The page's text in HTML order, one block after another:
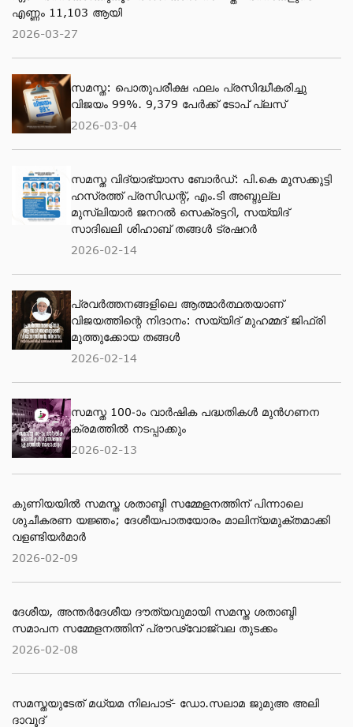
എണ്ണം 11,103 ആയി
2026-03-27
സമസ്ത: പൊതുപരീക്ഷ ഫലം പ്രസിദ്ധീകരിച്ചു
വിജയം 99%. 9,379 പേര്‍ക്ക് ടോപ് പ്ലസ്
2026-03-04
സമസ്ത വിദ്യാഭ്യാസ ബോർഡ്: പി.കെ മൂസക്കുട്ടി
ഹസ്രത്ത് പ്രസിഡന്റ്, എം.ടി അബ്ദുല്ല
മുസ്ലിയാർ ജനറൽ സെക്രട്ടറി, സയ്യിദ്
സാദിഖലി ശിഹാബ് തങ്ങൾ ട്രഷറർ
2026-02-14
പ്രവര്‍ത്തനങ്ങളിലെ ആത്മാര്‍ത്ഥതയാണ്
വിജയത്തിന്റെ നിദാനം: സയ്യിദ് മുഹമ്മദ് ജിഫ്രി
മുത്തുക്കോയ തങ്ങള്‍
2026-02-14
സമസ്ത 100-ാം വാർഷിക പദ്ധതികൾ മുൻഗണന
ക്രമത്തിൽ നടപ്പാക്കും
2026-02-13
കുണിയയിൽ സമസ്ത ശതാബ്ദി സമ്മേളനത്തിന് പിന്നാലെ
ശുചീകരണ യജ്ഞം; ദേശീയപാതയോരം മാലിന്യമുക്തമാക്കി
വളണ്ടിയർമാർ
2026-02-09
ദേശീയ, അന്തര്‍ദേശീയ ദൗത്യവുമായി സമസ്ത ശതാബ്ദി
സമാപന സമ്മേളനത്തിന് പ്രൗഢ്വോജ്വല തുടക്കം
2026-02-08
സമസ്തയുടേത് മധ്യമ നിലപാട്- ഡോ.സലാമ ജുമുഅ അലി
ദാവൂദ്